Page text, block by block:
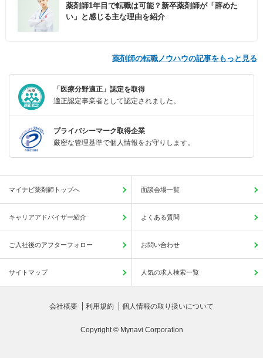
薬剤師1年目で転職は可能？新卒薬剤師が「辞めた
い」と感じる主な理由を紹介
薬剤師の転職ノウハウの記事をもっと見る
「医療分野適正」認定を取得
適正認定事業者として認定されました。
プライバシーマーク取得企業
厳密な管理基準で個人情報をお守りします。
マイナビ薬剤師トップへ 面談会場一覧
キャリアアドバイザー紹介 よくある質問
ご入社後のアフターフォロー お問い合わせ
サイトマップ 人気の求人検索一覧
会社概要 利用規約 個人情報の取り扱いについて
Copyright © Mynavi Corporation